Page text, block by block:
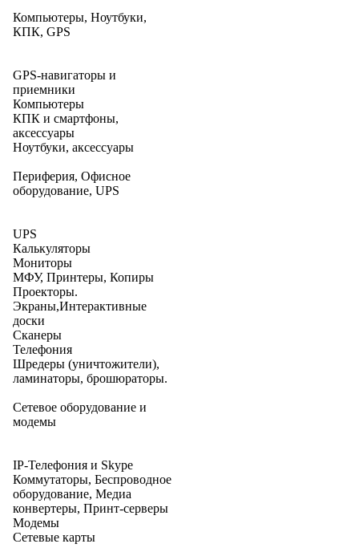
Компьютеры, Ноутбуки,
КПК, GPS
GPS-навигаторы и
приемники
Компьютеры
КПК и смартфоны,
аксессуары
Ноутбуки, аксессуары
Периферия, Офисное
оборудование, UPS
UPS
Калькуляторы
Мониторы
МФУ, Принтеры, Копиры
Проекторы.
Экраны,Интерактивные
доски
Сканеры
Телефония
Шредеры (уничтожители),
ламинаторы, брошюраторы.
Сетевое оборудование и
модемы
IP-Телефония и Skype
Коммутаторы, Беспроводное
оборудование, Медиа
конвертеры, Принт-серверы
Модемы
Сетевые карты